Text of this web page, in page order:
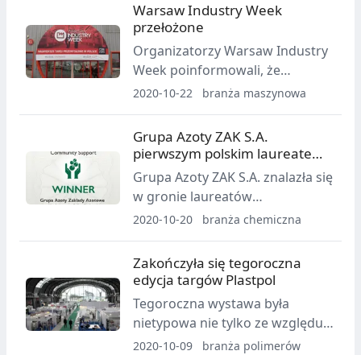
Warsaw Industry Week
przełożone
Organizatorzy Warsaw Industry
Week poinformowali, że
wydarzenie nie odbędzie się w
listopada 2020 r. Targi zostają
przesunięte na kolejny rok i
będą miały miejsce w dniach 8-
10 listopada 2021.
2020-10-22 branża maszynowa
Grupa Azoty ZAK S.A.
pierwszym polskim laureatem
European Responsible Care
Award
Grupa Azoty ZAK S.A. znalazła się
w gronie laureatów
międzynarodowego
programu Responsible Care,
zwyciężając w kategorii
Community Support (wsparcie
społeczności lokalnej).
2020-10-20 branża chemiczna
Zakończyła się tegoroczna
edycja targów Plastpol
Tegoroczna wystawa była
nietypowa nie tylko ze względu
na termin jej organizacji. Targi
2020-10-09 branża polimerów